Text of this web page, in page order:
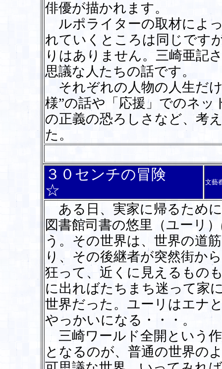
俳優が描かれます。
ルポライターの取材によ
れていくところは同じです
りはありません。三崎亜記
思議な人たちの話です。
それぞれの人物の人生だ
様”の話や「応援」でのネ
の正義の恐ろしさなど、考
た。
３０センチの冒険
☆
文藝
ある日、実家に帰るため
図書館司書の悠里（ユーリ
う。その世界は、世界の道
り、その後継者が突然街か
狂って、近くに見えるもの
に出ればたちまち迷って家
世界だった。ユーリはエナ
やっかいになる・・・。
三崎ワールド全開という
となるのが、普通の世界の